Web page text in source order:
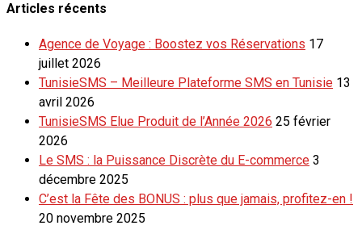
Articles récents
Agence de Voyage : Boostez vos Réservations 17
juillet 2026
TunisieSMS – Meilleure Plateforme SMS en Tunisie 13
avril 2026
TunisieSMS Elue Produit de l’Année 2026 25 février
2026
Le SMS : la Puissance Discrète du E-commerce 3
décembre 2025
C’est la Fête des BONUS : plus que jamais, profitez-en !
20 novembre 2025